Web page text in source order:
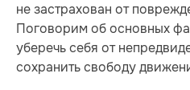
не застрахован от
Поговорим об основных
уберечь себя от
сохранить свободу